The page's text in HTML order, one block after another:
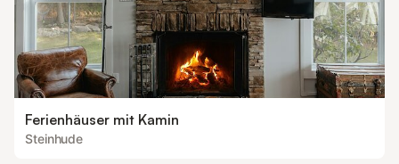
Ferienhäuser mit Kamin
Steinhude